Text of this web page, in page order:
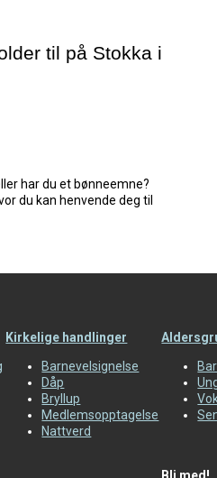
til på Stokka i
har du et bønneemne?
du kan henvende deg til
Kirkelige handlinger
Barnevelsignelse
Dåp
Bryllup
Medlemsopptagelse
Nattverd